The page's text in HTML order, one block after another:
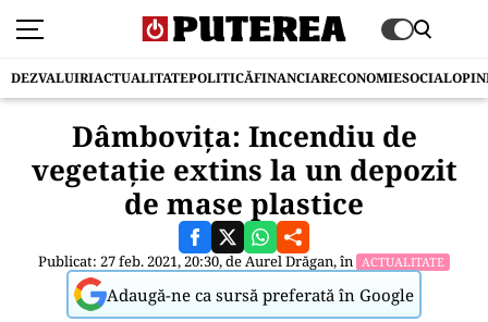
DEZVALUIRIACTUALITATEPOLITICĂFINANCIARECONOMIESOCIAL
Dâmbovița: Incendiu de
vegetație extins la un depozit
de mase plastice
Publicat: 27 feb. 2021, 20:30, deAurel Drăgan, în ACTUALITATE
Adaugă-ne ca sursă preferată în Google